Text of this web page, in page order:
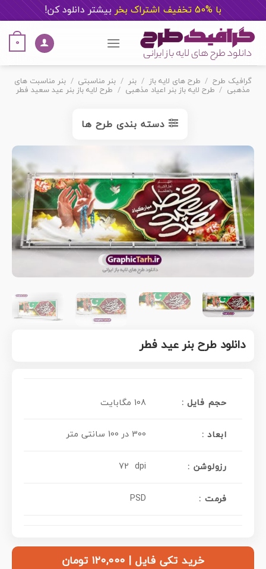
با %50 تخفیف اشتراک بخر بیشتر دانلود کن!
content
0
گرافیک طرح / طرح های لایه باز / بنر / بنر مناسبتی / بنر مناسبت های
مذهبی / طرح لایه باز بنر اعیاد مذهبی / طرح لایه باز بنر عید سعید فطر
دسته بندی طرح ها
دانلود طرح بنر عید فطر
حجم فایل : 108 مگابایت
ابعاد : 300 در 100 سانتی متر
رزولوشن : 72 dpi
فرمت : PSD
خرید تکی فایل | ۱۲۰,۰۰۰ تومان